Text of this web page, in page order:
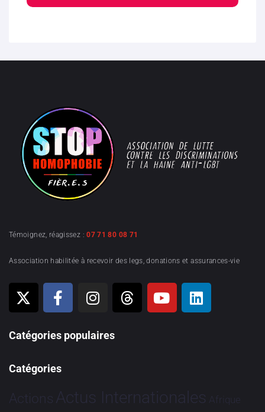
Témoignez, réagissez :07 71 80 08 71
Association habilitée à recevoir des legs, donations et assurances-vie
Catégories populaires
Catégories
Actions Actus Internationales Afrique